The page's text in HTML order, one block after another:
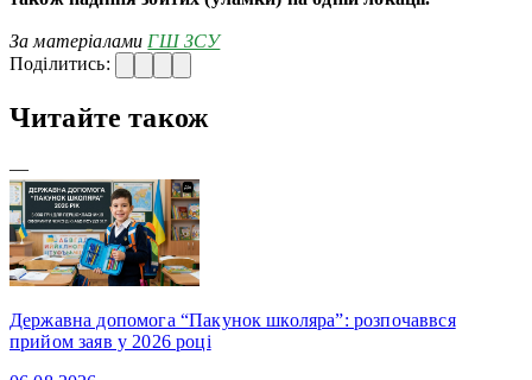
За матеріалами ГШ ЗСУ
Поділитись:
Читайте також
—
Державна допомога “Пакунок школяра”: розпочаввся
прийом заяв у 2026 році